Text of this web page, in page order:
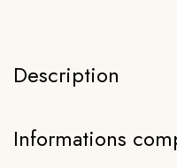
Description
Informations